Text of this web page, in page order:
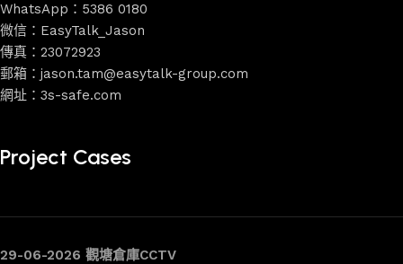
WhatsApp：5386 0180
微信：EasyTalk_Jason
傳真：23072923
郵箱：jason.tam@easytalk-group.com
網址：3s-safe.com
Project Cases
29-06-2026 觀塘倉庫CCTV